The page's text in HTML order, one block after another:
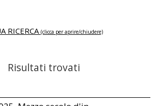
RICERCA (clicca per aprire/chiudere)
Risultati trovati